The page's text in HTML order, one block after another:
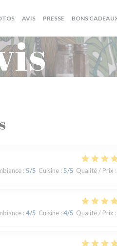
AVIS PRESSE BONS
: 5/5 Cuisine: 5/5 Qualité / Prix :
: 4/5 Cuisine: 4/5 Qualité / Prix :